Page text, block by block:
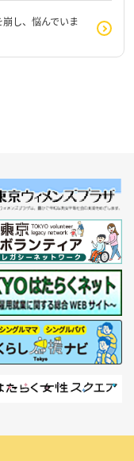
し、悩んでいま